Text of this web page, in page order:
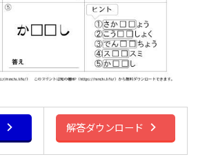
解答ダウンロード